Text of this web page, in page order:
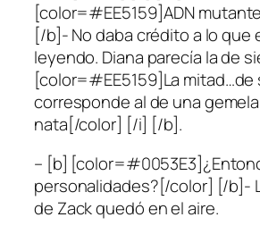
[color=#EE5159]ADN
[/b]- No daba crédito a lo que
leyendo. Diana parecía la de
[color=#EE5159]La mitad…de
corresponde al de una
nata[/color] [/i] [/b].
– [b]
personalidades?[/color] [/b]-
de Zack quedó en el aire.